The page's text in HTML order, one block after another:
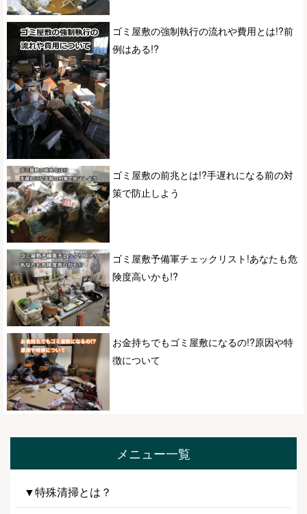
ゴミ屋敷の強制執行の流れや費用とは!?前
例はある!?
ゴミ屋敷の前兆とは!?手遅れになる前の対
策で防止しよう
ゴミ屋敷予備軍チェックリスト!あなたも危
険度高いかも!?
お金持ちでもゴミ屋敷になるの!?原因や特
徴について
メニュー一覧
▼特殊清掃とは？